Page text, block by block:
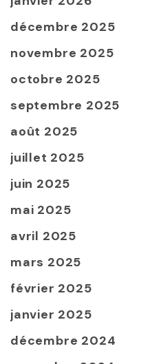
décembre 2025
novembre 2025
octobre 2025
septembre 2025
août 2025
juillet 2025
juin 2025
mai 2025
avril 2025
mars 2025
février 2025
janvier 2025
décembre 2024